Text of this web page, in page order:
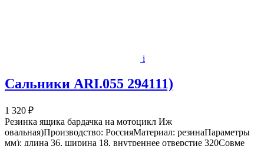
i
Сальники ARI.055 294111)
1 320 ₽
Резинка ящика бардачка на мотоцикл Иж
овальная)Производство: РоссияМатериал: резинаПараметры
мм): длина 36, ширина 18, внутреннее отверстие 320Совме